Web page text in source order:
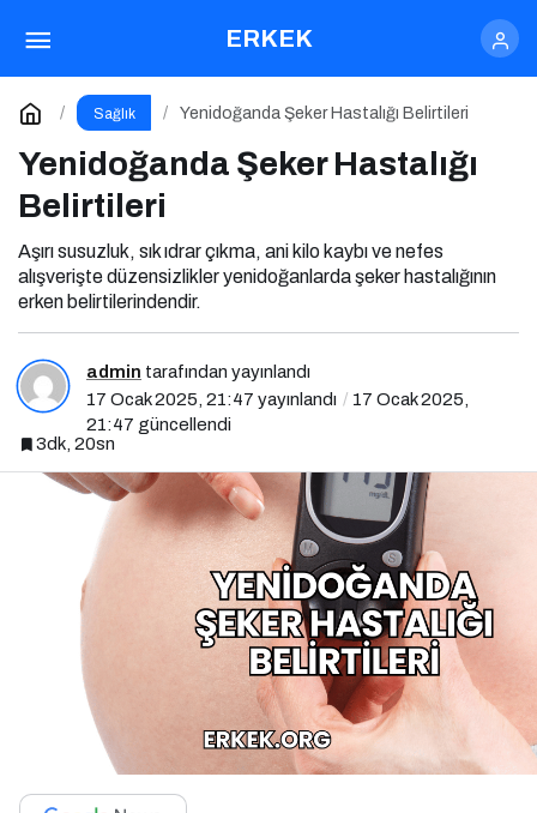
ERKEK
Sağlık Yenidoğanda Şeker Hastalığı Belirtileri
Yenidoğanda Şeker Hastalığı
Belirtileri
Aşırı susuzluk, sık ıdrar çıkma, ani kilo kaybı ve nefes
alışverişte düzensizlikler yenidoğanlarda şeker hastalığının
erken belirtilerindendir.
admin tarafından yayınlandı
17 Ocak 2025, 21:47 yayınlandı
17 Ocak 2025,
21:47 güncellendi
3dk, 20sn
Sırt Romatizması Belirtileri Nelerdir?
Yorum Yap